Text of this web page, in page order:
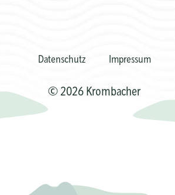
Datenschutz Impressum
© 2026 Krombacher